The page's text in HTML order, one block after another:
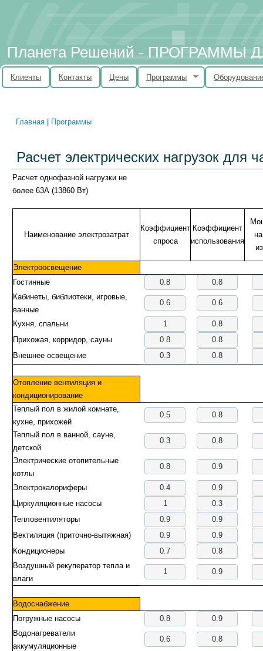
Планета Решений - ПРОГРАММЫ
Клиенты Контакты Цены Программы
Вы здесь
Главная | Программы
Расчет электрических нагрузок для
Расчет однофазной нагрузки не
более 63А (13860 Вт)
Наименование электрозатрат
Коэффициент
спроса
Коэффициент
использования
Электроосвещение
Гостинные
Кабинеты, библиотеки, игровые,
ванные
Кухня, спальни
Прихожая, корридор, сауны
Внешнее освещение
Отопление вентиляция и
кондиционирование
Теплый пол в жилой комнате,
кухне, прихожей
Теплый пол в ванной, сауне,
детской
Электрические отопительные
котлы
Электрокалориферы
Циркуляционные насосы
Тепловентиляторы
Вектиляция (приточно-вытяжная)
Кондиционеры
Воздушный рекуператор тепла и
влаги
Водоснабжение
Погружные насосы
Водонагреватели
аккумуляционные